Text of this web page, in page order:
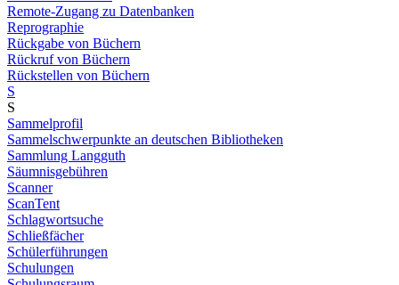
Remote-Zugang zu Datenbanken
Reprographie
Rückgabe von Büchern
Rückruf von Büchern
Rückstellen von Büchern
S
S
Sammelprofil
Sammelschwerpunkte an deutschen Bibliotheken
Sammlung Langguth
Säumnisgebühren
Scanner
ScanTent
Schlagwortsuche
Schließfächer
Schülerführungen
Schulungen